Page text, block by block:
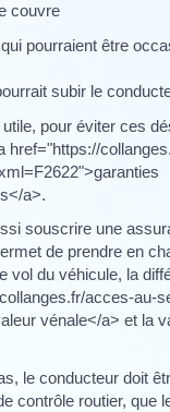
couvre
pourraient être
subir le
pour éviter ces
href="https://
a>.
souscrire une
de prendre en
vol du véhicule, la
acces-au-
vénale</a> et la
le conducteur doit
contrôle routier, que